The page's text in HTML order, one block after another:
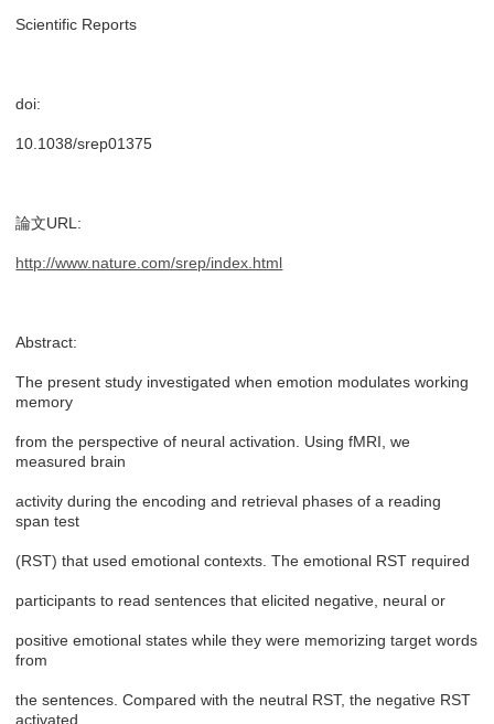
Scientific Reports
doi:
10.1038/srep01375
論文URL:
http://www.nature.com/srep/index.html
Abstract:
The present study investigated when emotion modulates working
memory
from the perspective of neural activation. Using fMRI, we
measured brain
activity during the encoding and retrieval phases of a reading
span test
(RST) that used emotional contexts. The emotional RST required
participants to read sentences that elicited negative, neural or
positive emotional states while they were memorizing target words
from
the sentences. Compared with the neutral RST, the negative RST
activated